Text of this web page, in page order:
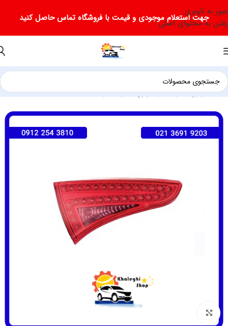
عبور به ناوبری
رفتن به محتوای اصلی
جهت استعلام موجودی و قیمت با فروشگاه تماس حاصل کنید
خانه لوازم یدکی لیفان لوازم یدکی لیفان X50